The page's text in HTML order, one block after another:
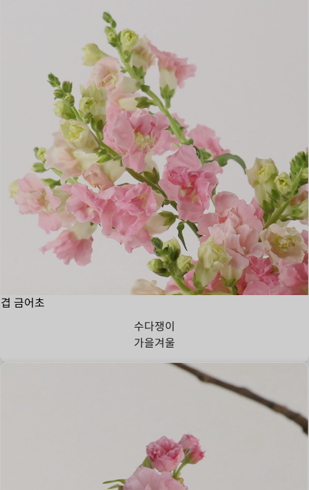
겹 금어초
수다쟁이
가을겨울